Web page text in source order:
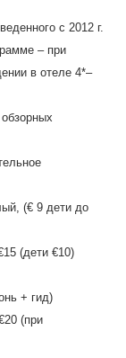
с 2012 г.
– при
в отеле 4*–
(€ 9 дети до
(дети €10)
+ гид)
(при